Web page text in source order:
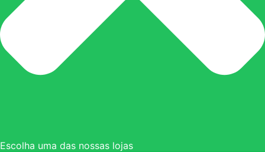
Escolha uma das nossas lojas